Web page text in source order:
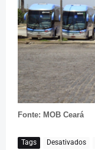
Fonte: MOB Ceará
Tags Desativados